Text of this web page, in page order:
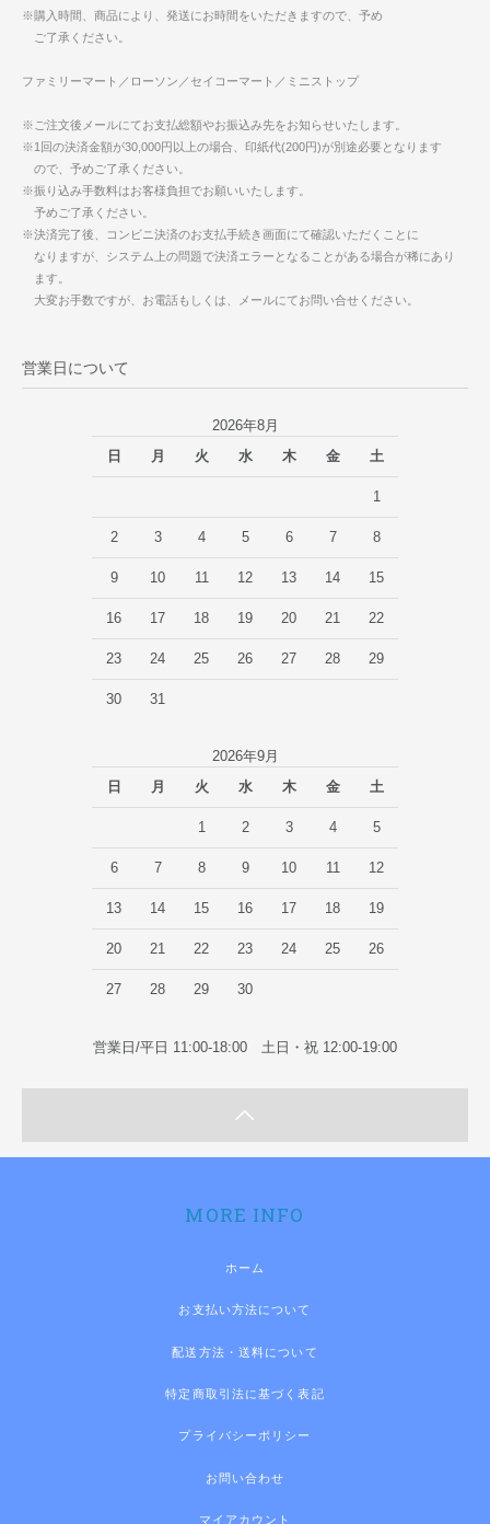
※購入時間、商品により、発送にお時間をいただきますので、予め
ご了承ください。
ファミリーマート／ローソン／セイコーマート／ミニストップ
※ご注文後メールにてお支払総額やお振込み先をお知らせいたします。
※1回の決済金額が30,000円以上の場合、印紙代(200円)が別途必要となります
ので、予めご了承ください。
※振り込み手数料はお客様負担でお願いいたします。
予めご了承ください。
※決済完了後、コンビニ決済のお支払手続き画面にて確認いただくことに
なりますが、システム上の問題で決済エラーとなることがある場合が稀にあり
ます。
大変お手数ですが、お電話もしくは、メールにてお問い合せください。
営業日について
2026年8月
日
月 火 水 木 金 土
1
2 3 4 5 6 7 8
9 10 11 12 13 14 15
16 17 18 19 20 21 22
23 24 25 26 27 28 29
30 31
2026年9月
日
月 火 水 木 金 土
1 2 3 4 5
6 7 8 9 10 11 12
13 14 15 16 17 18 19
20 21 22 23 24 25 26
27 28 29 30
営業日/平日 11:00-18:00 土日・祝 12:00-19:00
MORE INFO
ホーム
お支払い方法について
配送方法・送料について
特定商取引法に基づく表記
プライバシーポリシー
お問い合わせ
マイアカウント